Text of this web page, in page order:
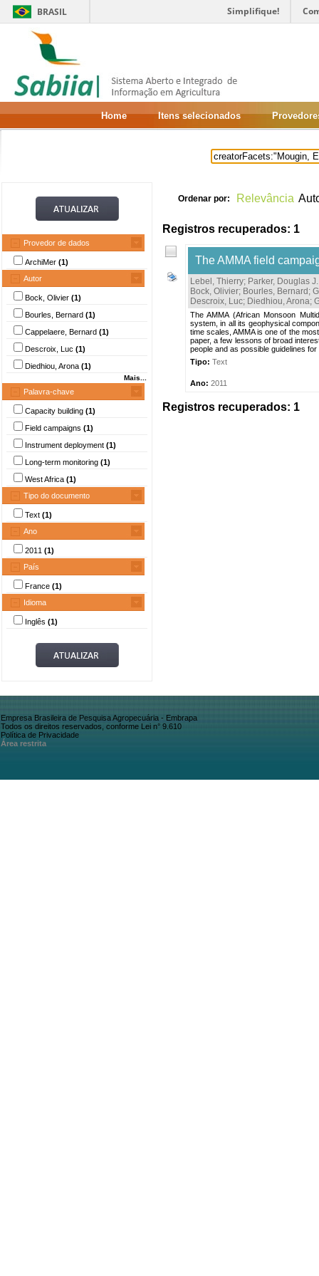
BRASIL Simplifique!
Home Itens selecionados
Provedor de dados
ArchiMer (1)
Autor
Bock, Olivier (1)
Bourles, Bernard (1)
Cappelaere, Bernard (1)
Descroix, Luc (1)
Diedhiou, Arona (1)
Mais...
Palavra-chave
Capacity building (1)
Field campaigns (1)
Instrument deployment (1)
Long-term monitoring (1)
West Africa (1)
Tipo do documento
Text (1)
Ano
2011 (1)
País
France (1)
Idioma
Inglês (1)
Ordenar por: Relevância
Registros recuperados: 1
The AMMA field
Lebel, Thierry; Parker, Douglas J.
Bock, Olivier; Bourles, Bernard ;
Descroix, Luc; Diedhiou, Arona;
The AMMA (African Monsoon
system, in all its geophysical
time scales, AMMA is one of the
paper, a few lessons of broad
people and as possible guidelines
Tipo: Text
Ano: 2011
Registros recuperados: 1
Empresa Brasileira de Pesquisa Agropecuária - Embrapa
Todos os direitos reservados, conforme Lei n° 9.610
Política de Privacidade
Área restrita